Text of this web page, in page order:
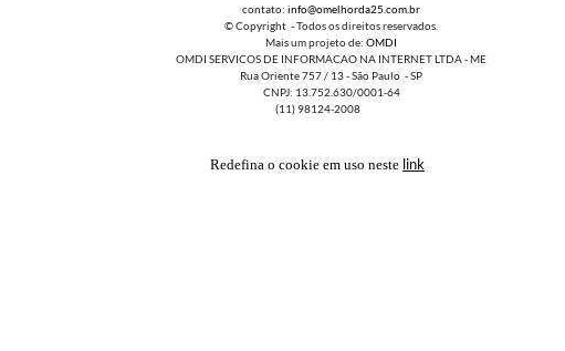
contato: info@omelhorda25.com.br
© Copyright - Todos os direitos reservados.
Mais um projeto de: OMDI
OMDI SERVICOS DE INFORMACAO NA INTERNET LTDA - ME
Rua Oriente 757 / 13 - São Paulo - SP
CNPJ: 13.752.630/0001-64
(11) 98124-2008
Redefina o cookie em uso neste link